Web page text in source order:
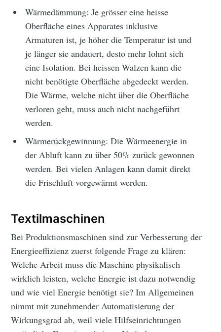
Wärmedämmung: Je grösser eine heisse
Oberfläche eines Apparates inklusive
Armaturen ist, je höher die Temperatur ist und
je länger sie andauert, desto mehr lohnt sich
eine Isolation. Bei heissen Walzen kann die
nicht benötigte Oberfläche abgedeckt werden.
Die Wärme, welche nicht über die Oberfläche
verloren geht, muss auch nicht nachgeführt
werden.
Wärmerückgewinnung: Die Wärmeenergie in
der Abluft kann zu über 50% zurück gewonnen
werden. Bei vielen Anlagen kann damit direkt
die Frischluft vorgewärmt werden.
Textilmaschinen
Bei Produktionsmaschinen sind zur Verbesserung der
Energieeffizienz zuerst folgende Frage zu klären:
Welche Arbeit muss die Maschine physikalisch
wirklich leisten, welche Energie ist dazu notwendig
und wie viel Energie benötigt sie? Im Allgemeinen
nimmt mit zunehmender Automatisierung der
Wirkungsgrad ab, weil viele Hilfseinrichtungen